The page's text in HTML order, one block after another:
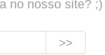
no nosso site? ;)
>>